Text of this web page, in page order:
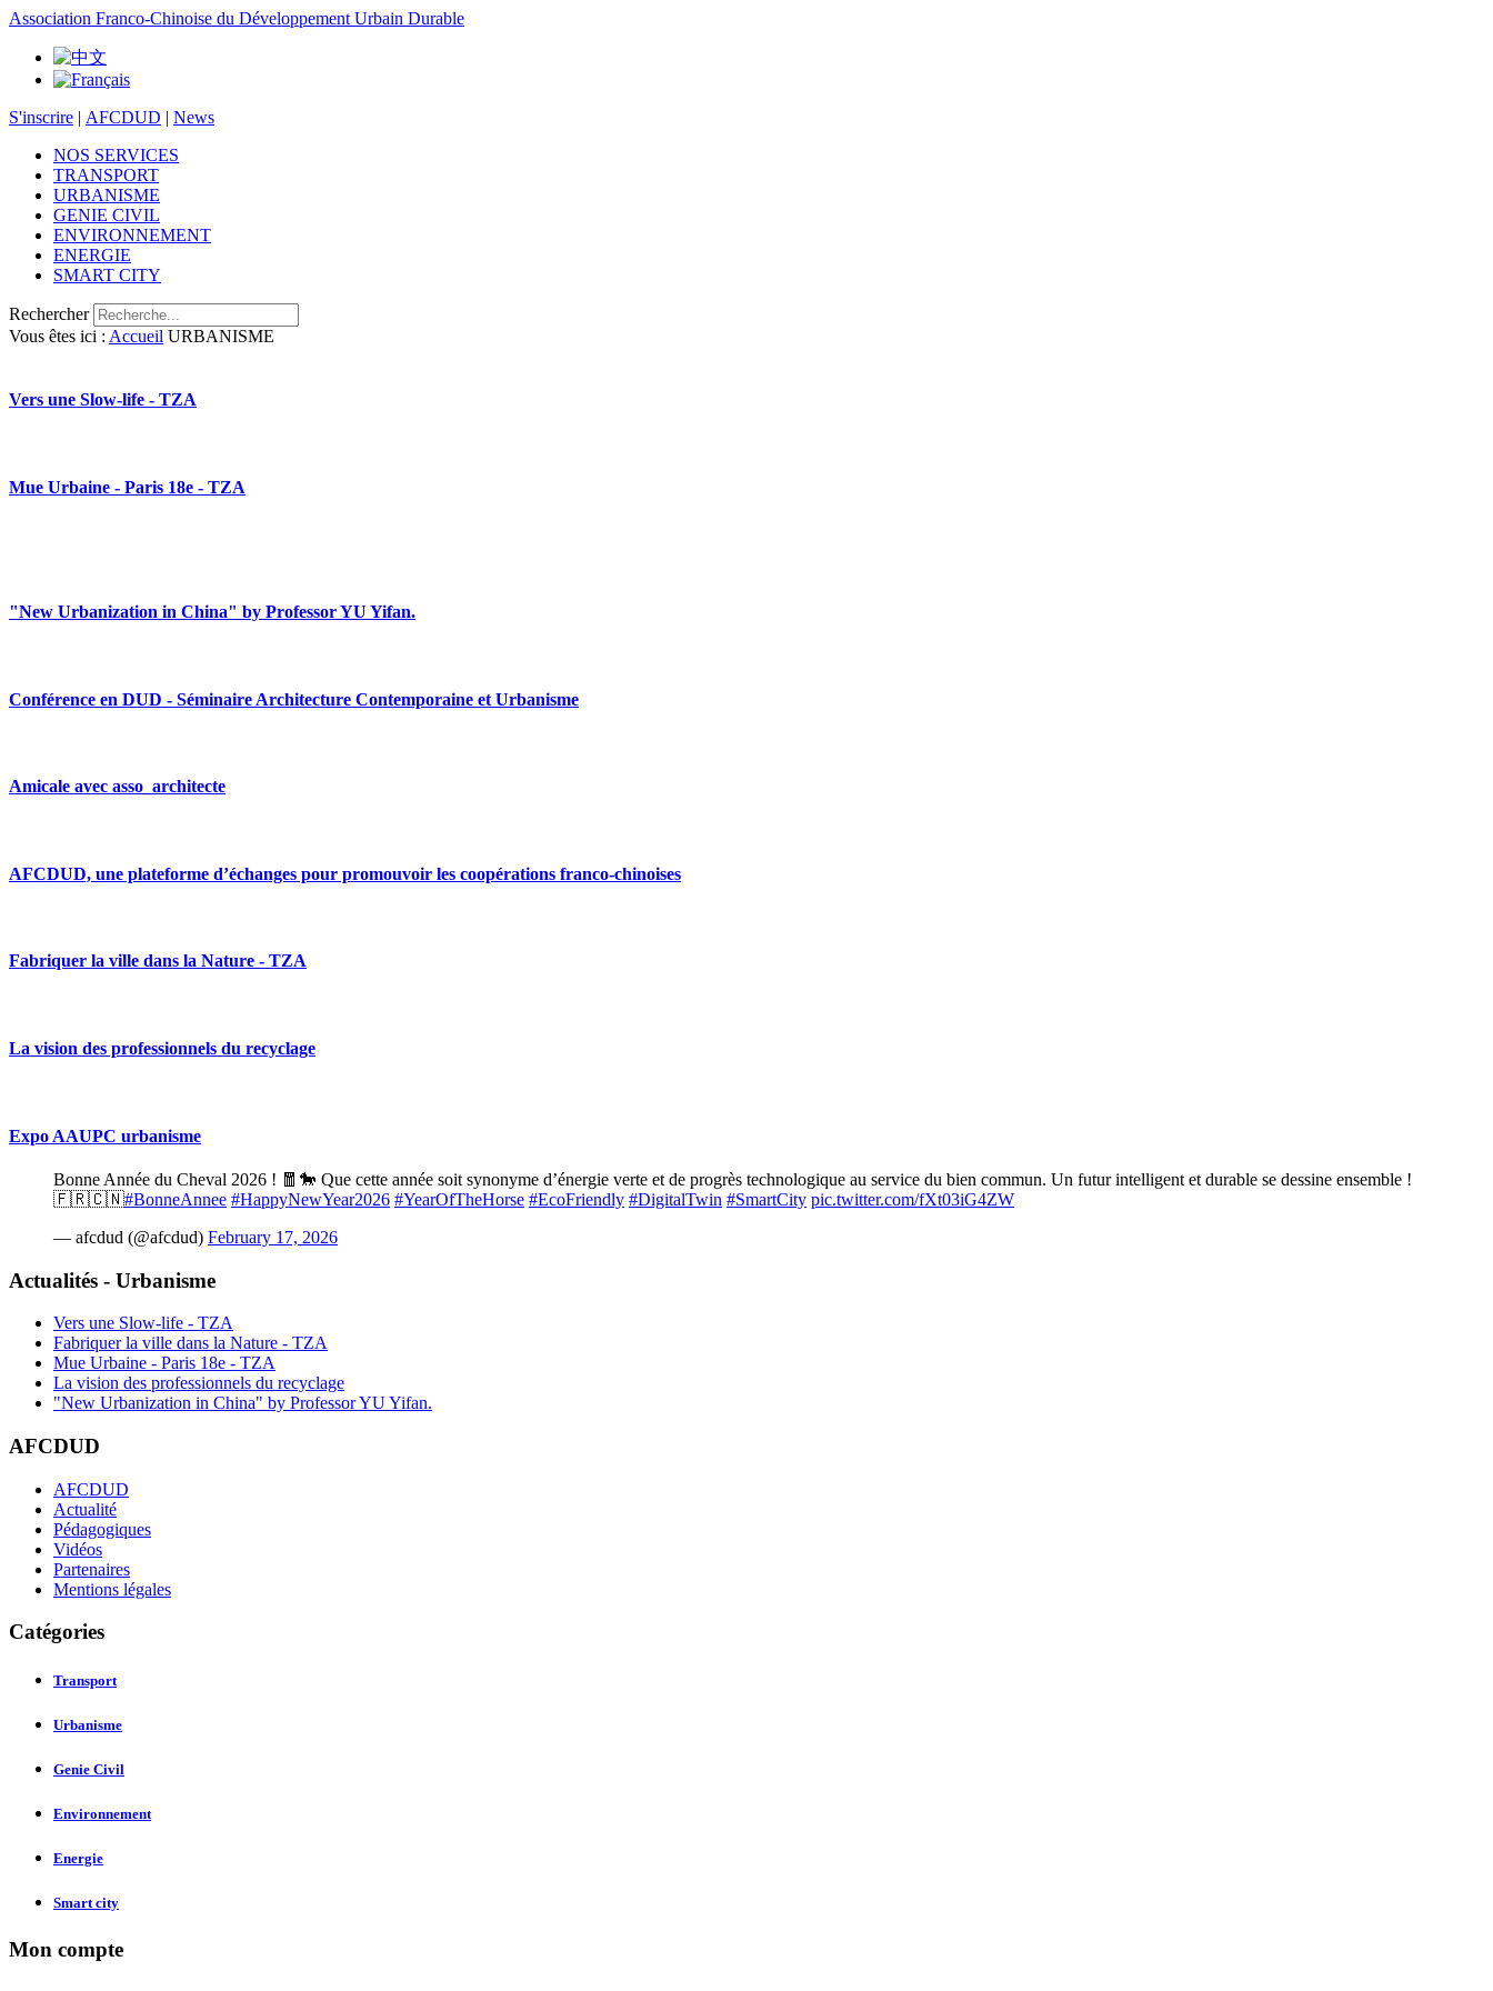
Association Franco-Chinoise du Développement Urbain Durable
S'inscrire | AFCDUD | News
NOS SERVICES
TRANSPORT
URBANISME
GENIE CIVIL
ENVIRONNEMENT
ENERGIE
SMART CITY
Rechercher
Vous êtes ici : Accueil URBANISME
Vers une Slow-life - TZA
Mue Urbaine - Paris 18e - TZA
"New Urbanization in China" by Professor YU Yifan.
Conférence en DUD - Séminaire Architecture Contemporaine et Urbanisme
Amicale avec asso_architecte
AFCDUD, une plateforme d’échanges pour promouvoir les coopérations franco-chinoises
Fabriquer la ville dans la Nature - TZA
La vision des professionnels du recyclage
Expo AAUPC urbanisme
Bonne Année du Cheval 2026 ! 🧧🐎 Que cette année soit synonyme d’énergie verte et de progrès technologique au service du bien commun. Un futur intelligent et durable se dessine ensemble !
🇫🇷🇨🇳#BonneAnnee #HappyNewYear2026 #YearOfTheHorse #EcoFriendly #DigitalTwin #SmartCity pic.twitter.com/fXt03iG4ZW
— afcdud (@afcdud) February 17, 2026
Actualités - Urbanisme
Vers une Slow-life - TZA
Fabriquer la ville dans la Nature - TZA
Mue Urbaine - Paris 18e - TZA
La vision des professionnels du recyclage
"New Urbanization in China" by Professor YU Yifan.
AFCDUD
AFCDUD
Actualité
Pédagogiques
Vidéos
Partenaires
Mentions légales
Catégories
Transport
Urbanisme
Genie Civil
Environnement
Energie
Smart city
Mon compte